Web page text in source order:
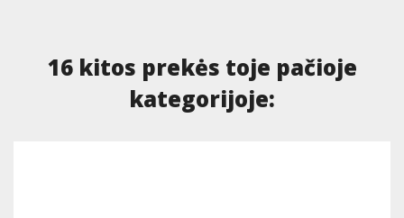
16 kitos prekės toje pačioje
kategorijoje: